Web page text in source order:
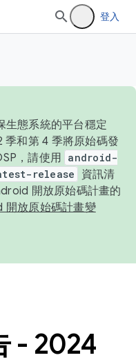
登入
生態系統的平台穩定
和第 4 季將原始碼發
，請使用 android-
release
資訊清
開放原始碼計畫的
開放原始碼計畫變
- 2024